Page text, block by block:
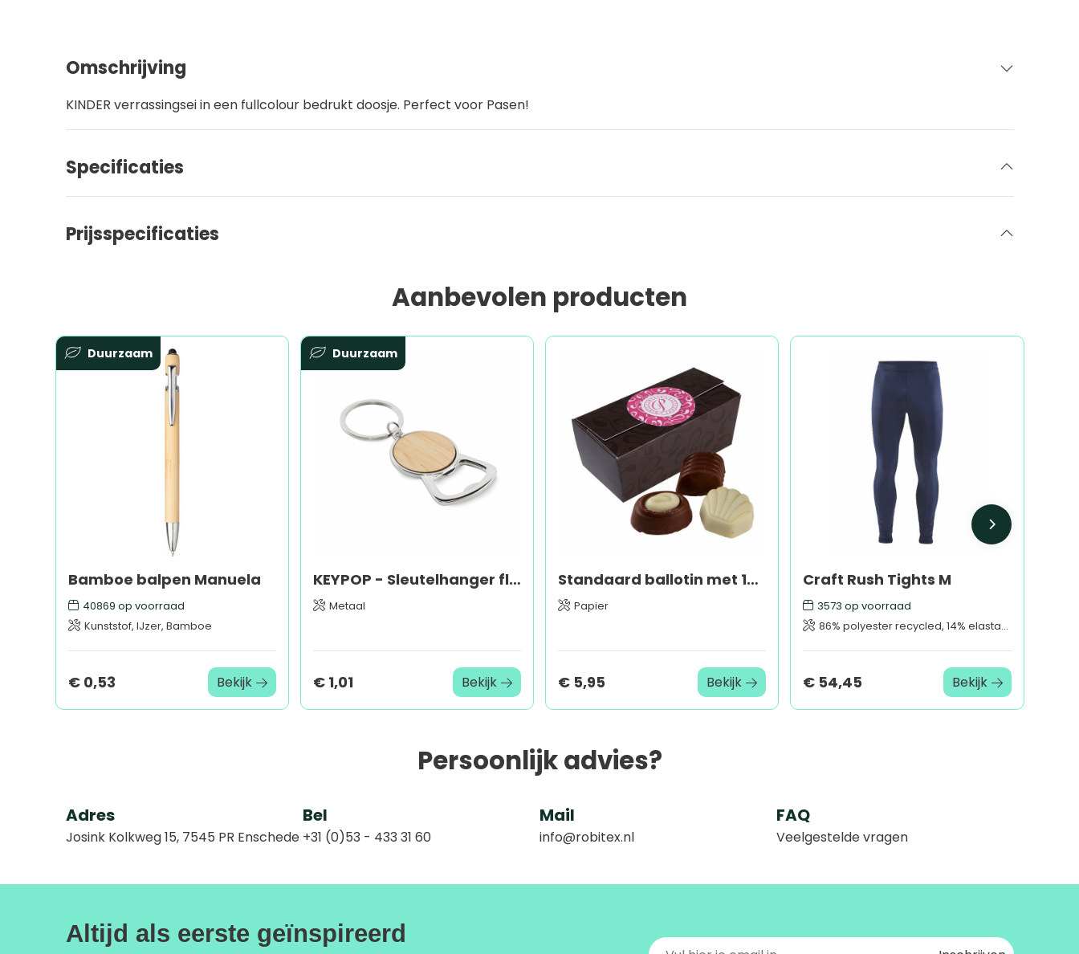
Omschrijving
KINDER verrassingsei in een fullcolour bedrukt doosje. Perfect voor Pasen!
Specificaties
Prijsspecificaties
Aanbevolen producten
Duurzaam
Bamboe balpen Manuela
40869 op voorraad
Kunststof, IJzer, Bamboe
€ 0,53 Bekijk
Duurzaam
KEYPOP - Sleutelhanger flessenopener
Metaal
€ 1,01 Bekijk
Standaard ballotin met 10 Belgische bonbons
Papier
€ 5,95 Bekijk
Craft Rush Tights M
3573 op voorraad
86% polyester recycled, 14% elastane.
€ 54,45 Bekijk
Persoonlijk advies?
Adres
Josink Kolkweg 15, 7545 PR Enschede
Bel
+31 (0)53 - 433 31 60
Mail
info@robitex.nl
FAQ
Veelgestelde vragen
Altijd als eerste geïnspireerd